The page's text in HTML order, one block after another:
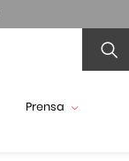
Prensa